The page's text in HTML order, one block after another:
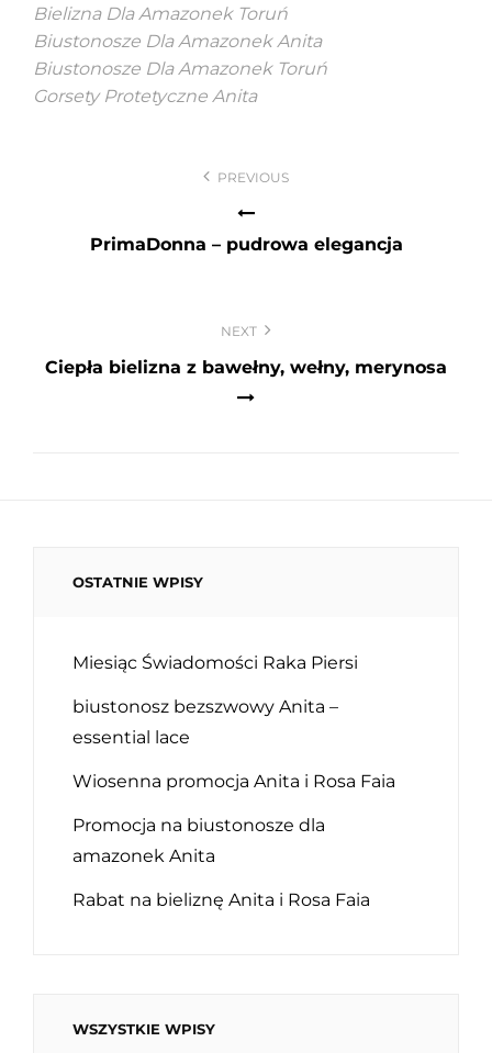
Bielizna Dla Amazonek Toruń
Biustonosze Dla Amazonek Anita
Biustonosze Dla Amazonek Toruń
Gorsety Protetyczne Anita
PREVIOUS
PrimaDonna – pudrowa elegancja
NEXT
Ciepła bielizna z bawełny, wełny, merynosa
OSTATNIE WPISY
Miesiąc Świadomości Raka Piersi
biustonosz bezszwowy Anita –
essential lace
Wiosenna promocja Anita i Rosa Faia
Promocja na biustonosze dla
amazonek Anita
Rabat na bieliznę Anita i Rosa Faia
WSZYSTKIE WPISY